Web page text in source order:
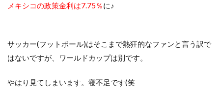
メキシコの政策金利は7.75％に♪
サッカー(フットボール)はそこまで熱狂的なファンと言う訳で
はないですが、ワールドカップは別です。
やはり見てしまいます。寝不足です(笑